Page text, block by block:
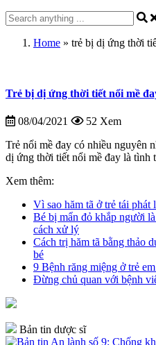
Home » trẻ bị dị ứng thời
Trẻ bị dị ứng thời tiết nổi mề
08/04/2021 52 Xem
Trẻ nổi mề đay có nhiều nguyên
dị ứng thời tiết nổi mề đay là tình
Xem thêm:
Vì sao hăm tã ở trẻ tái
Bé bị mẩn đỏ khắp người
cách xử lý
Cách trị hăm tã bằng thảo
bé
9 Bệnh răng miệng ở trẻ
Đừng chủ quan với bệnh
Bản tin dược sĩ